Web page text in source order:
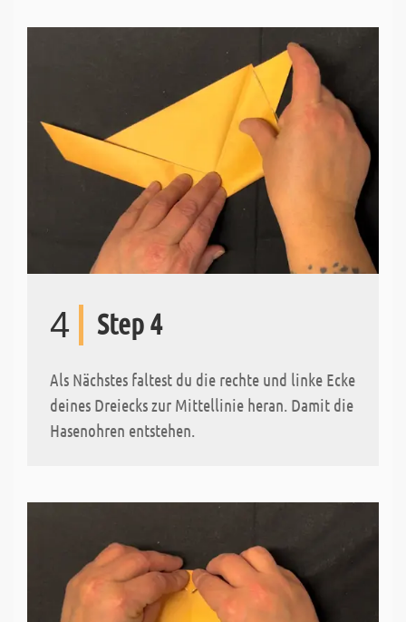
4 Step 4
Als Nächstes faltest du die rechte und linke Ecke
deines Dreiecks zur Mittellinie heran. Damit die
Hasenohren entstehen.